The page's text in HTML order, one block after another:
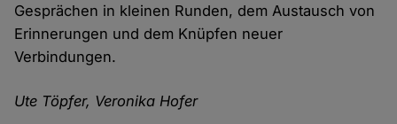
Gesprächen in kleinen Runden, dem Austausch von
Erinnerungen und dem Knüpfen neuer
Verbindungen.
Ute Töpfer, Veronika Hofer